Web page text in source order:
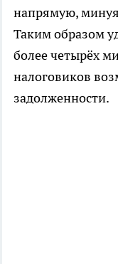
напрямую,
Таким образом
более четырёх
налоговиков
задолженности.